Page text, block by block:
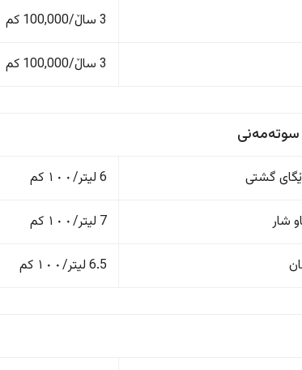
3 ساڵ/100,000 کم
3 ساڵ/100,000 کم
سوتەمەنی
گشتی 6 لیتر/١٠٠ کم
شار 7 لیتر/١٠٠ کم
6.5 لیتر/١٠٠ کم